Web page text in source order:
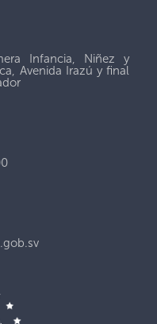
Infancia, Niñez y
Avenida Irazú y final